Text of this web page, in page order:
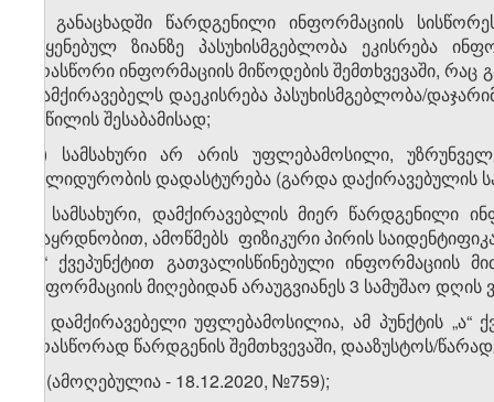
გ) განაცხადში წარდგენილი ინფორმაციის
მიყენებულ ზიანზე პასუხისმგებლობა ეკისრება
არასწორი ინფორმაციის მიწოდების შემთხვევაში,
დამქირავებელს დაეკისრება პასუხისმგებლობა/
ნაწილის შესაბამისად;
დ) სამსახური არ არის უფლებამოსილი,
ვალიდურობის დადასტურება (გარდა დაქირავებულის
ე) სამსახური, დამქირავებლის მიერ წარდგენილი
დაყრდნობით, ამოწმებს ფიზიკური პირის
„ა“ ქვეპუნქტით გათვალისწინებული ინფორმაციის
ინფორმაციის მიღებიდან არაუგვიანეს 3 სამუშაო დღის
ვ) დამქირავებელი უფლებამოსილია, ამ პუნქტის
არასწორად წარდგენის შემთხვევაში, დააზუსტოს/
ზ) (ამოღებულია - 18.12.2020, №759);